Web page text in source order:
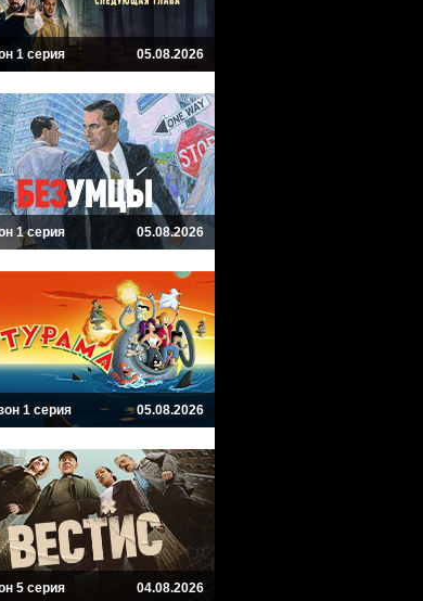
1 серия 05.08.2026
1 серия 05.08.2026
1 серия 05.08.2026
5 серия 04.08.2026